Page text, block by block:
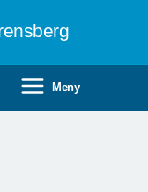
Meny